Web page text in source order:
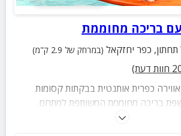
תחתון, כפר יחזקאל (במרחק של 2.9 ק"מ)
חוות דעת)
כפרית אותנטית בבקתות קסומות
בריכה מחוממת המשותפת למתחם.
היא שניתן לבצע טיפולי מים, פעילות מים